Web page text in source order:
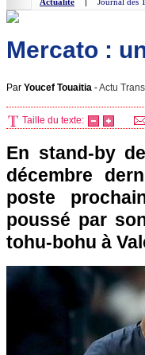
Mercato :
Par Youcef Touaitia -Actu
Taille du texte:
En stand-by
décembre
poste
poussé par
tohu-bohu à